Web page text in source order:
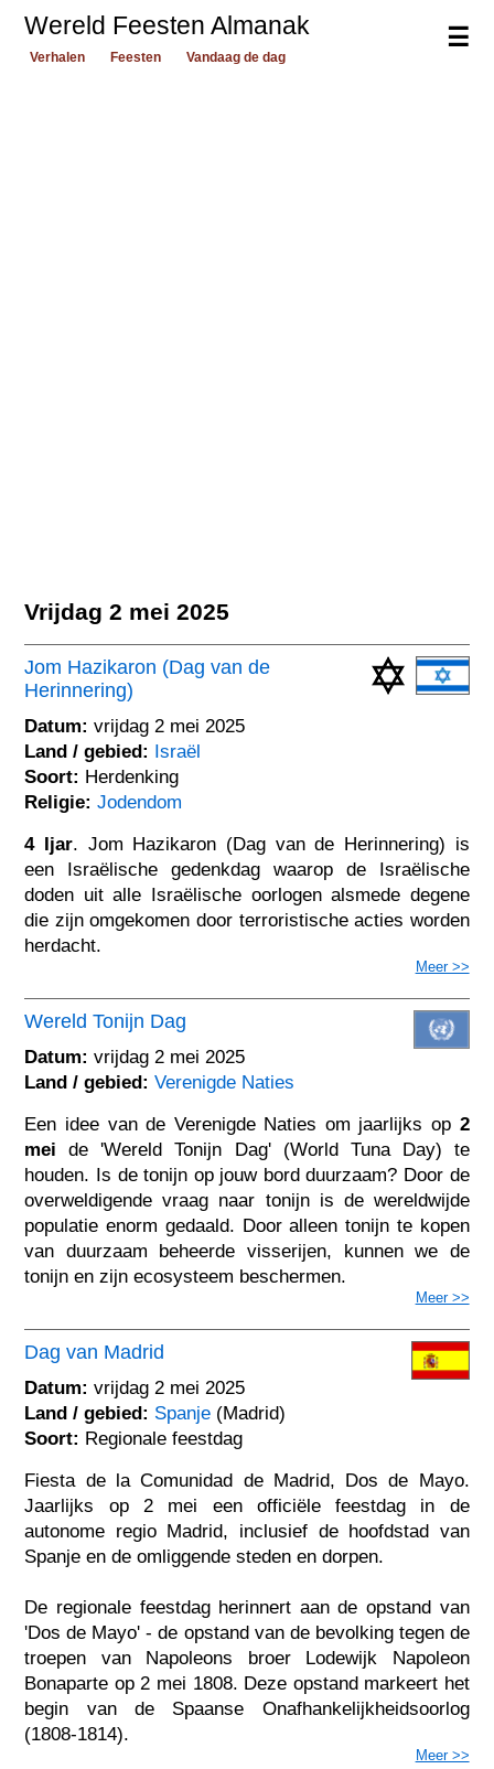
☰
Wereld Feesten Almanak
Verhalen Feesten Vandaag de dag
Vrijdag 2 mei 2025
Jom Hazikaron (Dag van de
Herinnering)
Datum: vrijdag 2 mei 2025
Land / gebied: Israël
Soort: Herdenking
Religie: Jodendom
4 Ijar. Jom Hazikaron (Dag van de Herinnering) is
een Israëlische gedenkdag waarop de Israëlische
doden uit alle Israëlische oorlogen alsmede degene
die zijn omgekomen door terroristische acties worden
herdacht.
Meer >>
Wereld Tonijn Dag
Datum: vrijdag 2 mei 2025
Land / gebied: Verenigde Naties
Een idee van de Verenigde Naties om jaarlijks op 2
mei de 'Wereld Tonijn Dag' (World Tuna Day) te
houden. Is de tonijn op jouw bord duurzaam? Door de
overweldigende vraag naar tonijn is de wereldwijde
populatie enorm gedaald. Door alleen tonijn te kopen
van duurzaam beheerde visserijen, kunnen we de
tonijn en zijn ecosysteem beschermen.
Meer >>
Dag van Madrid
Datum: vrijdag 2 mei 2025
Land / gebied: Spanje (Madrid)
Soort: Regionale feestdag
Fiesta de la Comunidad de Madrid, Dos de Mayo.
Jaarlijks op 2 mei een officiële feestdag in de
autonome regio Madrid, inclusief de hoofdstad van
Spanje en de omliggende steden en dorpen.
De regionale feestdag herinnert aan de opstand van
'Dos de Mayo' - de opstand van de bevolking tegen de
troepen van Napoleons broer Lodewijk Napoleon
Bonaparte op 2 mei 1808. Deze opstand markeert het
begin van de Spaanse Onafhankelijkheidsoorlog
(1808-1814).
Meer >>